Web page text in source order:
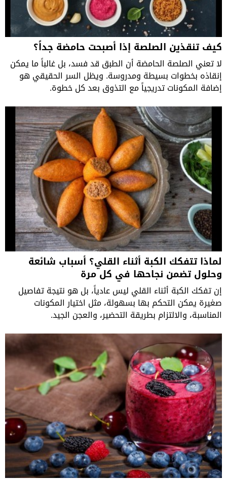
كيف تنقذين الصلصة إذا أصبحت حامضة جداً؟
لا تعني الصلصة الحامضة أن الطبق قد فسد، بل غالباً ما يمكن
إنقاذه بخطوات بسيطة ومدروسة. ويظل السر الحقيقي هو
إضافة المكونات تدريجياً مع التذوق بعد كل خطوة.
لماذا تتفكك الكبة أثناء القلي؟ أسباب شائعة
وحلول تضمن نجاحها في كل مرة
إن تفكك الكبة أثناء القلي ليس عادياً، بل هو نتيجة تفاصيل
صغيرة يمكن التحكم بها بسهولة، مثل اختيار المكونات
المناسبة، والالتزام بطريقة التحضير، والعجن الجيد.